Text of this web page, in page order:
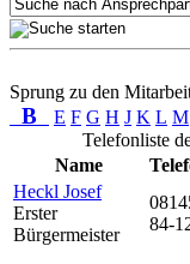
Sprung zu den
B E F G H J K L M
Telefonliste
Name
Heckl Josef
Erster
Bürgermeister
84-